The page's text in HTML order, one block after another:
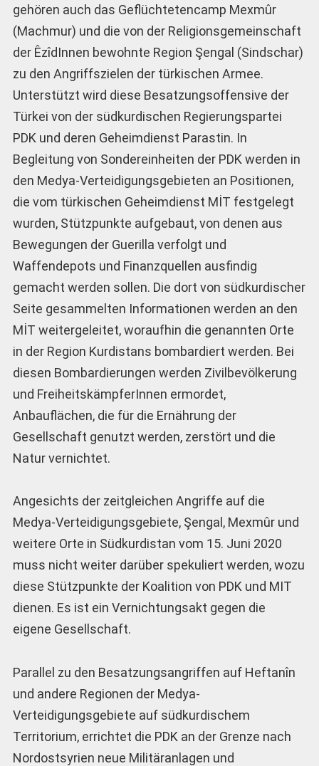
gehören auch das Geflüchtetencamp Mexmûr
(Machmur) und die von der Religionsgemeinschaft
der ÊzîdInnen bewohnte Region Şengal (Sindschar)
zu den Angriffszielen der türkischen Armee.
Unterstützt wird diese Besatzungsoffensive der
Türkei von der südkurdischen Regierungspartei
PDK und deren Geheimdienst Parastin. In
Begleitung von Sondereinheiten der PDK werden in
den Medya-Verteidigungsgebieten an Positionen,
die vom türkischen Geheimdienst MİT festgelegt
wurden, Stützpunkte aufgebaut, von denen aus
Bewegungen der Guerilla verfolgt und
Waffendepots und Finanzquellen ausfindig
gemacht werden sollen. Die dort von südkurdischer
Seite gesammelten Informationen werden an den
MİT weitergeleitet, woraufhin die genannten Orte
in der Region Kurdistans bombardiert werden. Bei
diesen Bombardierungen werden Zivilbevölkerung
und FreiheitskämpferInnen ermordet,
Anbauflächen, die für die Ernährung der
Gesellschaft genutzt werden, zerstört und die
Natur vernichtet.
Angesichts der zeitgleichen Angriffe auf die
Medya-Verteidigungsgebiete, Şengal, Mexmûr und
weitere Orte in Südkurdistan vom 15. Juni 2020
muss nicht weiter darüber spekuliert werden, wozu
diese Stützpunkte der Koalition von PDK und MIT
dienen. Es ist ein Vernichtungsakt gegen die
eigene Gesellschaft.
Parallel zu den Besatzungsangriffen auf Heftanîn
und andere Regionen der Medya-
Verteidigungsgebiete auf südkurdischem
Territorium, errichtet die PDK an der Grenze nach
Nordostsyrien neue Militäranlagen und